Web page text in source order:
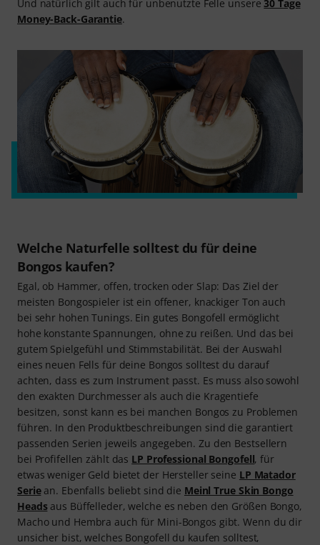
Und natürlich gilt auch für unbenutzte Felle unsere30 Tage
Money-Back-Garantie.
Welche Naturfelle solltest du für deine
Bongos kaufen?
Egal, ob Hammer, offen, trocken oder Slap: Das Ziel der
meisten Bongospieler ist ein offener, knackiger Ton auch
bei sehr hohen Tunings. Ein gutes Bongofell ermöglicht
hohe konstante Spannungen, ohne zu reißen. Und das bei
gutem Spielgefühl und Stimmstabilität. Bei der Auswahl
eines neuen Fells für deine Bongos solltest du darauf
achten, dass es zum Instrument passt. Es muss also sowohl
den exakten Durchmesser als auch die Kragentiefe
besitzen, sonst kann es bei manchen Bongos zu Problemen
führen. In den Produktbeschreibungen sind die garantiert
passenden Serien jeweils angegeben. Zu den Bestsellern
bei Profifellen zählt das LP Professional Bongofell, für
etwas weniger Geld bietet der Hersteller seine LP Matador
Seriean. Ebenfalls beliebt sind die Meinl True Skin Bongo
Headsaus Büffelleder, welche es neben den Größen Bongo,
Macho und Hembra auch für Mini-Bongos gibt. Wenn du dir
unsicher bist, welches Bongofell du kaufen solltest,